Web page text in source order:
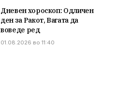
Дневен хороскоп: Одличен
ден за Ракот, Вагата да
воведе ред
01.08.2026 во 11:40